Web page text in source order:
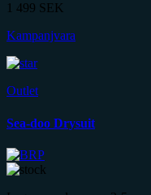
1 499 SEK
Kampanjvara
Outlet
Sea-doo Drysuit